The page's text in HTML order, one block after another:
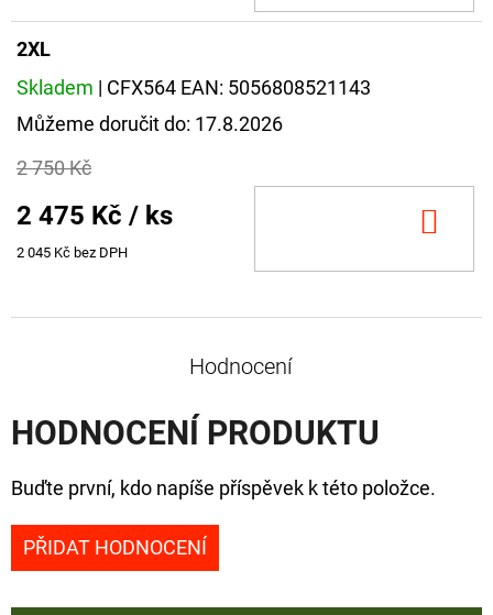
2XL
Skladem | CFX564 EAN: 5056808521143
Můžeme doručit do: 17.8.2026
2 750 Kč
2 475 Kč / ks
2 045 Kč bez DPH
Hodnocení
HODNOCENÍ PRODUKTU
Buďte první, kdo napíše příspěvek k této položce.
PŘIDAT HODNOCENÍ